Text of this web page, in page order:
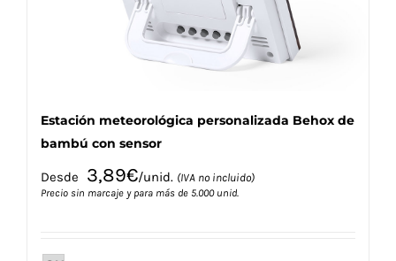
página
de
producto
Estación meteorológica personalizada Behox de
bambú con sensor
Desde 3,89€/unid. (IVA no incluido)
Precio sin marcaje y para más de 5.000 unid.